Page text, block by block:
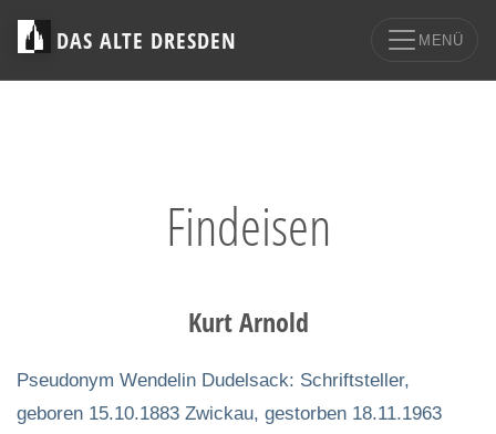
DAS ALTE DRESDEN MENÜ
Findeisen
Kurt Arnold
Pseudonym Wendelin Dudelsack: Schriftsteller,
geboren 15.10.1883 Zwickau, gestorben 18.11.1963